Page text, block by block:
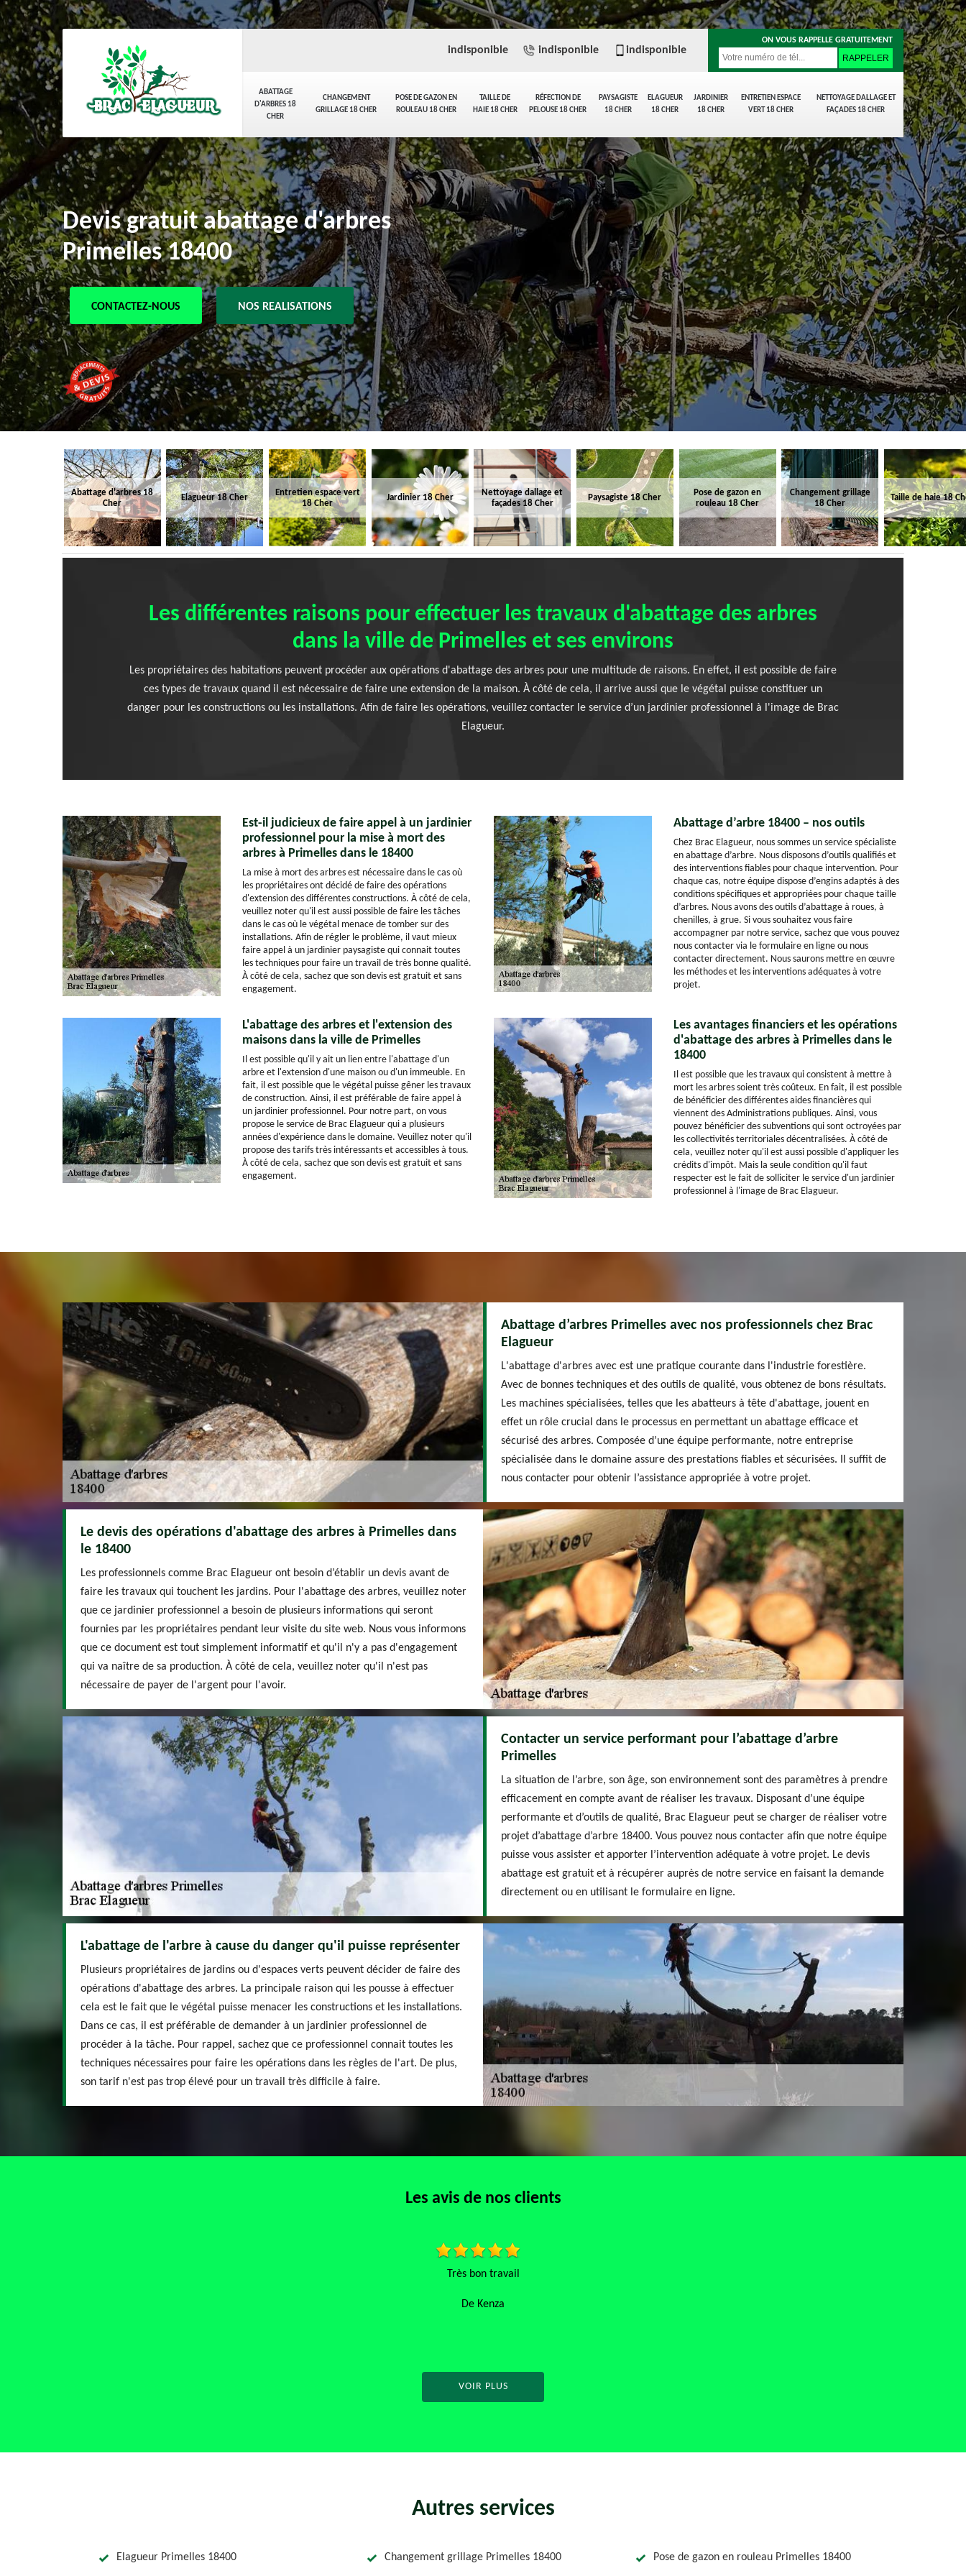
ABATTAGE
D'ARBRES 18
CHER
CHANGEMENT
GRILLAGE 18 CHER
POSE DE GAZON EN
ROULEAU 18 CHER
TAILLE DE
HAIE 18 CHER
RÉFECTION DE
PELOUSE 18 CHER
PAYSAGISTE
18 CHER
ELAGUEUR
18 CHER
JARDINIER
18 CHER
ENTRETIEN ESPACE
VERT 18 CHER
NETTOYAGE DALLAGE ET
FAÇADES 18 CHER
indisponible indisponible indisponible
ON VOUS RAPPELLE GRATUITEMENT
Devis gratuit abattage d'arbres
Primelles 18400
CONTACTEZ-NOUS NOS REALISATIONS
Abattage d'arbres 18
Cher
Elagueur 18 Cher
Entretien espace vert
18 Cher
Jardinier 18 Cher
Nettoyage dallage et
façades 18 Cher
Paysagiste 18 Cher
Pose de gazon en
rouleau 18 Cher
Changement grillage
18 Cher
Taille de haie 18
Les différentes raisons pour effectuer les travaux d'abattage des arbres
dans la ville de Primelles et ses environs
Les propriétaires des habitations peuvent procéder aux opérations d'abattage des arbres pour une multitude de raisons. En effet, il est possible de faire
ces types de travaux quand il est nécessaire de faire une extension de la maison. À côté de cela, il arrive aussi que le végétal puisse constituer un
danger pour les constructions ou les installations. Afin de faire les opérations, veuillez contacter le service d’un jardinier professionnel à l'image de Brac
Elagueur.
Est-il judicieux de faire appel à un jardinier
professionnel pour la mise à mort des
arbres à Primelles dans le 18400
La mise à mort des arbres est nécessaire dans le cas où
les propriétaires ont décidé de faire des opérations
d'extension des différentes constructions. À côté de cela,
veuillez noter qu'il est aussi possible de faire les tâches
dans le cas où le végétal menace de tomber sur des
installations. Afin de régler le problème, il vaut mieux
faire appel à un jardinier paysagiste qui connait toutes
les techniques pour faire un travail de très bonne qualité.
À côté de cela, sachez que son devis est gratuit et sans
engagement.
Abattage d’arbre 18400 – nos outils
Chez Brac Elagueur, nous sommes un service spécialiste
en abattage d’arbre. Nous disposons d’outils qualifiés et
des interventions fiables pour chaque intervention. Pour
chaque cas, notre équipe dispose d’engins adaptés à des
conditions spécifiques et appropriées pour chaque taille
d’arbres. Nous avons des outils d’abattage à roues, à
chenilles, à grue. Si vous souhaitez vous faire
accompagner par notre service, sachez que vous pouvez
nous contacter via le formulaire en ligne ou nous
contacter directement. Nous saurons mettre en œuvre
les méthodes et les interventions adéquates à votre
projet.
L'abattage des arbres et l'extension des
maisons dans la ville de Primelles
Il est possible qu'il y ait un lien entre l'abattage d'un
arbre et l'extension d'une maison ou d'un immeuble. En
fait, il est possible que le végétal puisse gêner les travaux
de construction. Ainsi, il est préférable de faire appel à
un jardinier professionnel. Pour notre part, on vous
propose le service de Brac Elagueur qui a plusieurs
années d'expérience dans le domaine. Veuillez noter qu'il
propose des tarifs très intéressants et accessibles à tous.
À côté de cela, sachez que son devis est gratuit et sans
engagement.
Les avantages financiers et les opérations
d'abattage des arbres à Primelles dans le
18400
Il est possible que les travaux qui consistent à mettre à
mort les arbres soient très coûteux. En fait, il est possible
de bénéficier des différentes aides financières qui
viennent des Administrations publiques. Ainsi, vous
pouvez bénéficier des subventions qui sont octroyées par
les collectivités territoriales décentralisées. À côté de
cela, veuillez noter qu'il est aussi possible d'appliquer les
crédits d'impôt. Mais la seule condition qu'il faut
respecter est le fait de solliciter le service d'un jardinier
professionnel à l'image de Brac Elagueur.
Abattage d’arbres Primelles avec nos professionnels chez Brac
Elagueur
L'abattage d'arbres avec est une pratique courante dans l'industrie forestière.
Avec de bonnes techniques et des outils de qualité, vous obtenez de bons résultats.
Les machines spécialisées, telles que les abatteurs à tête d'abattage, jouent en
effet un rôle crucial dans le processus en permettant un abattage efficace et
sécurisé des arbres. Composée d’une équipe performante, notre entreprise
spécialisée dans le domaine assure des prestations fiables et sécurisées. Il suffit de
nous contacter pour obtenir l’assistance appropriée à votre projet.
Le devis des opérations d'abattage des arbres à Primelles dans
le 18400
Les professionnels comme Brac Elagueur ont besoin d’établir un devis avant de
faire les travaux qui touchent les jardins. Pour l'abattage des arbres, veuillez noter
que ce jardinier professionnel a besoin de plusieurs informations qui seront
fournies par les propriétaires pendant leur visite du site web. Nous vous informons
que ce document est tout simplement informatif et qu'il n'y a pas d'engagement
qui va naître de sa production. À côté de cela, veuillez noter qu'il n'est pas
nécessaire de payer de l'argent pour l'avoir.
Contacter un service performant pour l’abattage d’arbre
Primelles
La situation de l’arbre, son âge, son environnement sont des paramètres à prendre
efficacement en compte avant de réaliser les travaux. Disposant d’une équipe
performante et d’outils de qualité, Brac Elagueur peut se charger de réaliser votre
projet d’abattage d’arbre 18400. Vous pouvez nous contacter afin que notre équipe
puisse vous assister et apporter l’intervention adéquate à votre projet. Le devis
abattage est gratuit et à récupérer auprès de notre service en faisant la demande
directement ou en utilisant le formulaire en ligne.
L'abattage de l'arbre à cause du danger qu'il puisse représenter
Plusieurs propriétaires de jardins ou d'espaces verts peuvent décider de faire des
opérations d'abattage des arbres. La principale raison qui les pousse à effectuer
cela est le fait que le végétal puisse menacer les constructions et les installations.
Dans ce cas, il est préférable de demander à un jardinier professionnel de
procéder à la tâche. Pour rappel, sachez que ce professionnel connait toutes les
techniques nécessaires pour faire les opérations dans les règles de l'art. De plus,
son tarif n'est pas trop élevé pour un travail très difficile à faire.
Les avis de nos clients
Très bon travail
De Kenza
VOIR PLUS
Autres services
Elagueur Primelles 18400 Changement grillage Primelles 18400 Pose de gazon en rouleau Primelles 18400